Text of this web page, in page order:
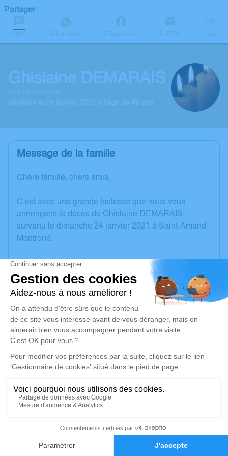
Faire-part Hommages
Partager
SMS WhatsApp Facebook E-mail Lien
Ghislaine DEMARAIS
née DELFOSSE
décédée le 24 janvier 2021 à l'âge de 69 ans
Message de la famille
Chère famille, chers amis,
C’est avec une grande tristesse que nous vous
annonçons le décès de Ghislaine DEMARAIS
survenu le dimanche 24 janvier 2021 à Saint-Amand-
Montrond.
Nous vous invitons à utiliser cet espace pour laisser
vos condoléances, partager des photos souvenirs,
une anecdote ou exprimer vos pensées à travers des
poèmes ou des textes. Cet endroit est un lieu
d'expression dédié à honorer la mémoire de
Ghislaine DEMARAIS.
Un service de plantation d’arbre hommage est
disponible ici.
jeudi 28 janvier 2021 à 14h30
Église de Saint-Amand-Montrond
18, rue Porte Verte